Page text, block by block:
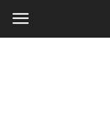
Elafonisos.Gr